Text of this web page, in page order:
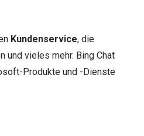
Kundenservice, die
und vieles mehr. Bing Chat
Produkte und -Dienste